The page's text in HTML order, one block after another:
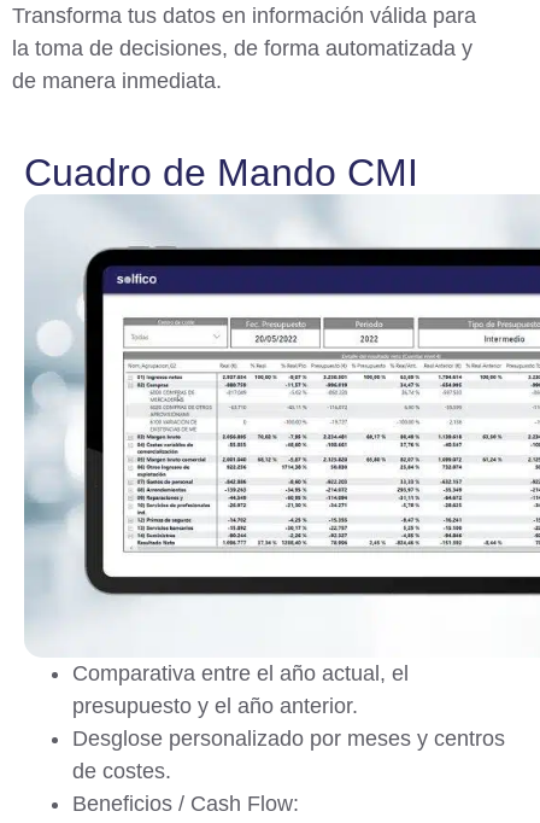
Transforma tus datos en información válida para
la toma de decisiones, de forma automatizada y
de manera inmediata.
Cuadro de Mando CMI
Comparativa entre el año actual, el
presupuesto y el año anterior.
Desglose personalizado por meses y centros
de costes.
Beneficios / Cash Flow: